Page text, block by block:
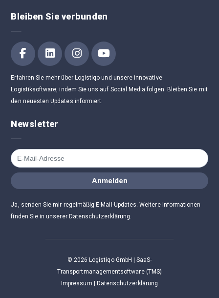
Bleiben Sie verbunden
Erfahren Sie mehr über Logistiqo und unsere innovative
Logistiksoftware, indem Sie uns auf Social Media folgen. Bleiben Sie mit
den neuesten Updates informiert.
Newsletter
Anmelden
Ja, senden Sie mir regelmäßig E-Mail-Updates. Weitere Informationen
finden Sie in unserer Datenschutzerklärung.
© 2026 Logistiqo GmbH | SaaS-
Transportmanagementsoftware (TMS)
Impressum
Datenschutzerklärung